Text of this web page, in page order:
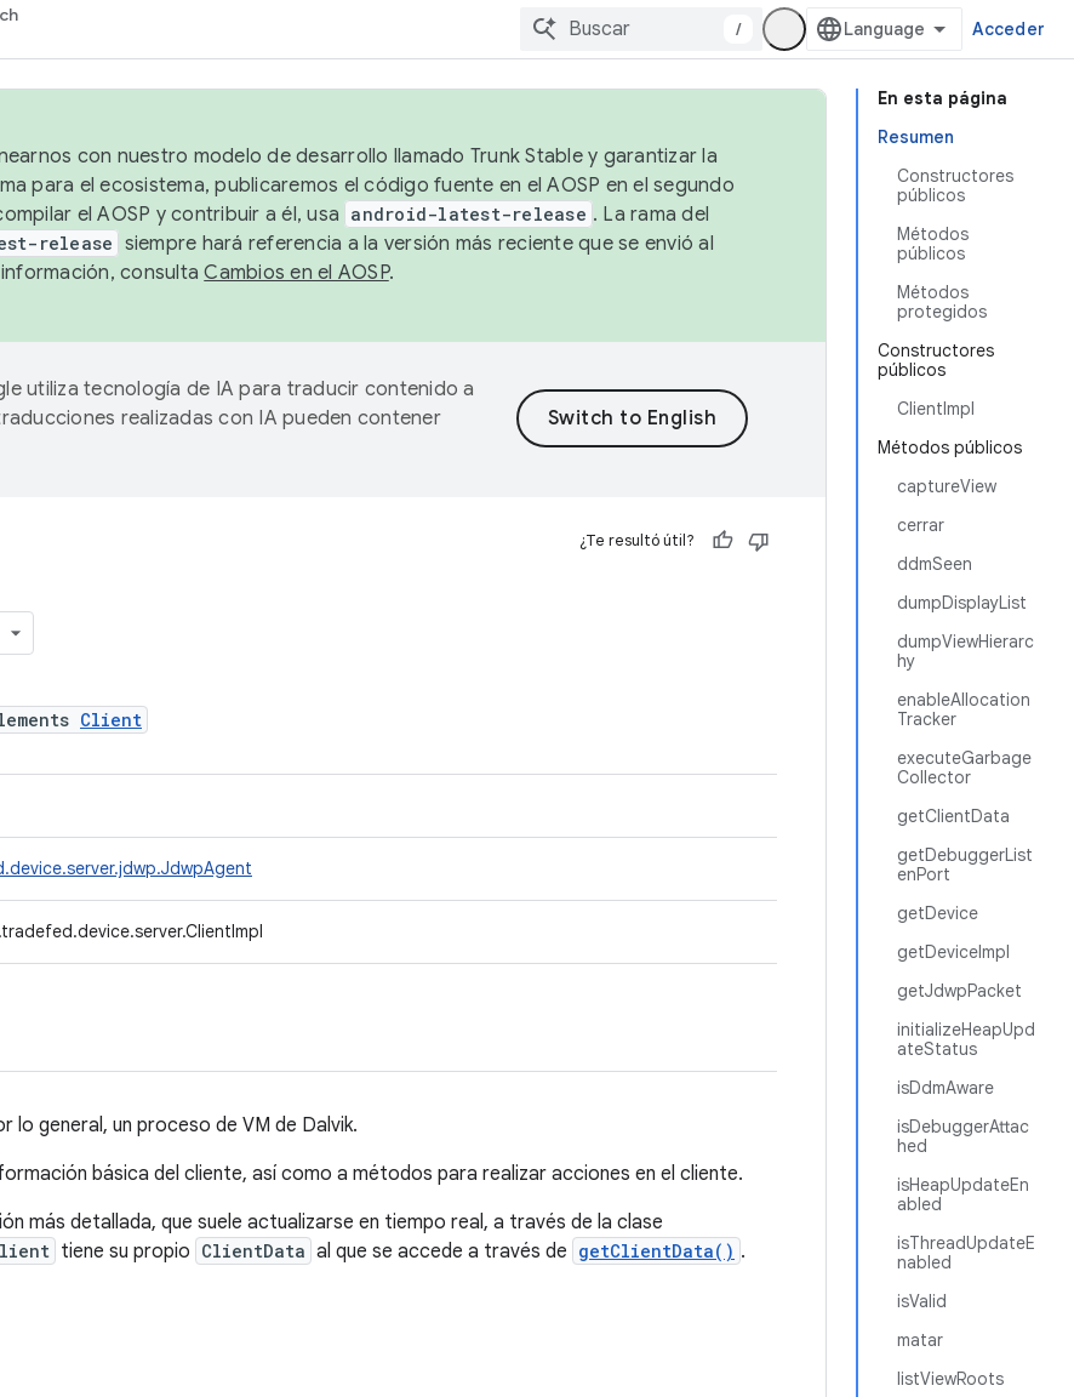
/ Acceder
En esta página
Resumen
Constructores
públicos
Métodos
públicos
Métodos
protegidos
Constructores
públicos
ClientImpl
Métodos públicos
captureView
cerrar
ddmSeen
dumpDisplayList
dumpViewHierarc
hy
enableAllocation
Tracker
executeGarbage
Collector
getClientData
getDebuggerList
enPort
getDevice
getDeviceImpl
getJdwpPacket
initializeHeapUpd
ateStatus
isDdmAware
isDebuggerAttac
hed
isHeapUpdateEn
abled
isThreadUpdateE
nabled
isValid
matar
listViewRoots
con nuestro modelo de desarrollo llamado Trunk Stable y garantizar la
para el ecosistema, publicaremos el código fuente en el AOSP en el segundo
el AOSP y contribuir a él, usa android-latest-release . La rama del
release siempre hará referencia a la versión más reciente que se envió al
información, consultaCambios en el AOSP.
utiliza tecnología de IA para traducir contenido a
realizadas con IA pueden contener
¿Te resultó útil?
Client
lo general, un proceso de VM de Dalvik.
básica del cliente, así como a métodos para realizar acciones en el cliente.
más detallada, que suele actualizarse en tiempo real, a través de la clase
tiene su propio ClientData al que se accede a través de getClientData() .